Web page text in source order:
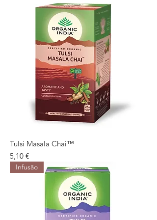
Tulsi Masala Chai™
Preço
5,10 €
Infusão